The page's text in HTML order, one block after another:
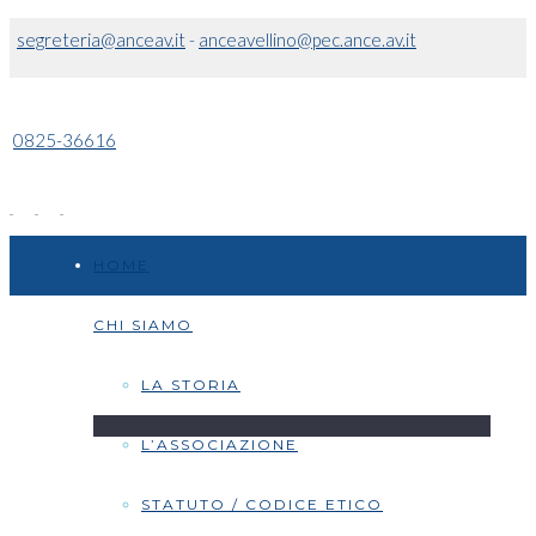
segreteria@anceav.it- anceavellino@pec.ance.av.it
0825-36616
CHI SIAMO
LA STORIA
L’ASSOCIAZIONE
STATUTO / CODICE ETICO